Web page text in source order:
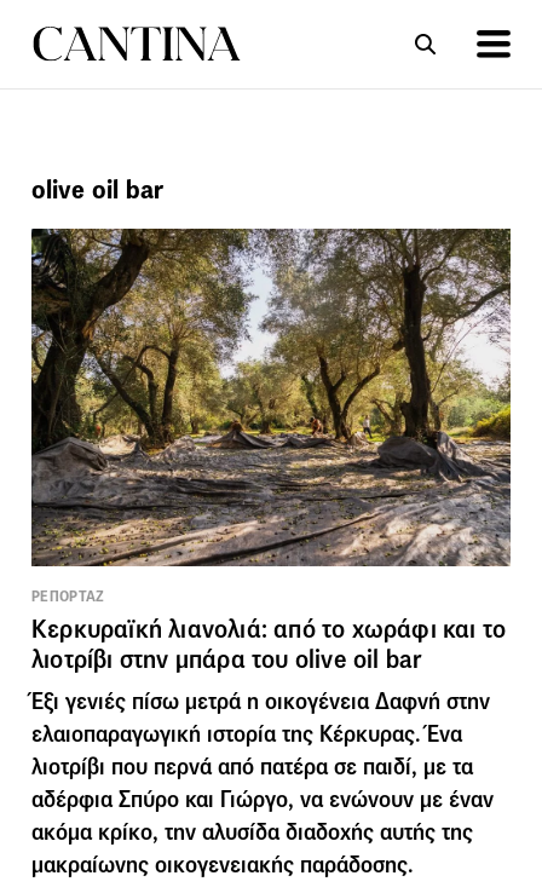
ΣΥΝΤΑΓΕΣ
olive oil bar
ΡΕΠΟΡΤΑΖ
Κερκυραϊκή λιανολιά: από το χωράφι και το
λιοτρίβι στην μπάρα του olive oil bar
Έξι γενιές πίσω μετρά η οικογένεια Δαφνή στην
ελαιοπαραγωγική ιστορία της Κέρκυρας. Ένα
λιοτρίβι που περνά από πατέρα σε παιδί, με τα
αδέρφια Σπύρο και Γιώργο, να ενώνουν με έναν
ακόμα κρίκο, την αλυσίδα διαδοχής αυτής της
μακραίωνης οικογενειακής παράδοσης.